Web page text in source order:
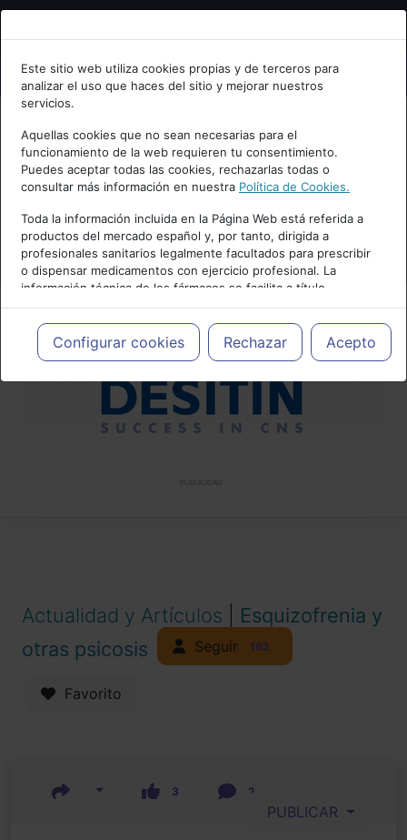
Bienvenid@ a psiquiatria.com
Escribe tu Email
Accede o regístrate con tu email.
Cancelar
Este sitio web utiliza cookies propias y de terceros para
analizar el uso que haces del sitio y mejorar nuestros
servicios.
Aquellas cookies que no sean necesarias para el
funcionamiento de la web requieren tu consentimiento.
Puedes aceptar todas las cookies, rechazarlas todas o
consultar más información en nuestra Política de Cookies.
Toda la información incluida en la Página Web está referida a
productos del mercado español y, por tanto, dirigida a
profesionales sanitarios legalmente facultados para prescribir
o dispensar medicamentos con ejercicio profesional. La
información técnica de los fármacos se facilita a título
meramente informativo, siendo responsabilidad de los
profesionales facultados prescribir medicamentos y decidir, en
cada caso concreto, el tratamiento más adecuado a las
necesidades del paciente.
Configurar cookies Rechazar Acepto
Actualidad y Artículos
Esquizofrenia y
otras psicosis
Seguir 192
Favorito
3 2
PUBLICAR